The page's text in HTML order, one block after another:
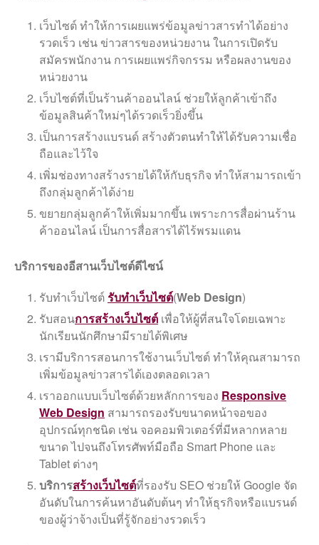
เว็บไซต์ ทำให้การเผยแพร่ข้อมูลข่าวสารทำได้อย่าง
รวดเร็ว เช่น ข่าวสารของหน่วยงาน ในการเปิดรับ
สมัครพนักงาน การเผยแพร่กิจกรรม หรือผลงานของ
หน่วยงาน
เว็บไซต์ที่เป็นร้านค้าออนไลน์ ช่วยให้ลูกค้าเข้าถึง
ข้อมูลสินค้าใหม่ๆได้รวดเร็วยิ่งขึ้น
เป็นการสร้างแบรนด์ สร้างตัวตนทำให้ได้รับความเชื่อ
ถือและไว้ใจ
เพิ่มช่องทางสร้างรายได้ให้กับธุรกิจ ทำให้สามารถเข้า
ถึงกลุ่มลูกค้าได้ง่าย
ขยายกลุ่มลูกค้าให้เพิ่มมากขึ้น เพราะการสื่อผ่านร้าน
ค้าออนไลน์ เป็นการสื่อสารได้ไร้พรมแดน
บริการของอีสานเว็บไซต์ดีไซน์
รับทำเว็บไซต์รับทําเว็บไซต์(Web Design)
รับสอนการสร้างเว็บไซต์ เพื่อให้ผู้ที่สนใจโดยเฉพาะ
นักเรียนนักศึกษามีรายได้พิเศษ
เรามีบริการสอนการใช้งานเว็บไซต์ ทำให้คุณสามารถ
เพิ่มข้อมูลข่าวสารได้เองตลอดเวลา
เราออกแบบเว็บไซต์ด้วยหลักการของ Responsive
Web Design สามารถรองรับขนาดหน้าจอของ
อุปกรณ์ทุกชนิด เช่น จอคอมพิวเตอร์ที่มีหลากหลาย
ขนาด ไปจนถึงโทรศัพท์มือถือ Smart Phone และ
Tablet ต่างๆ
บริการสร้างเว็บไซต์ที่รองรับ SEO ช่วยให้ Google จัด
อันดับในการค้นหาอันดับต้นๆ ทำให้ธุรกิจหรือแบรนด์
ของผู้ว่าจ้างเป็นที่รู้จักอย่างรวดเร็ว